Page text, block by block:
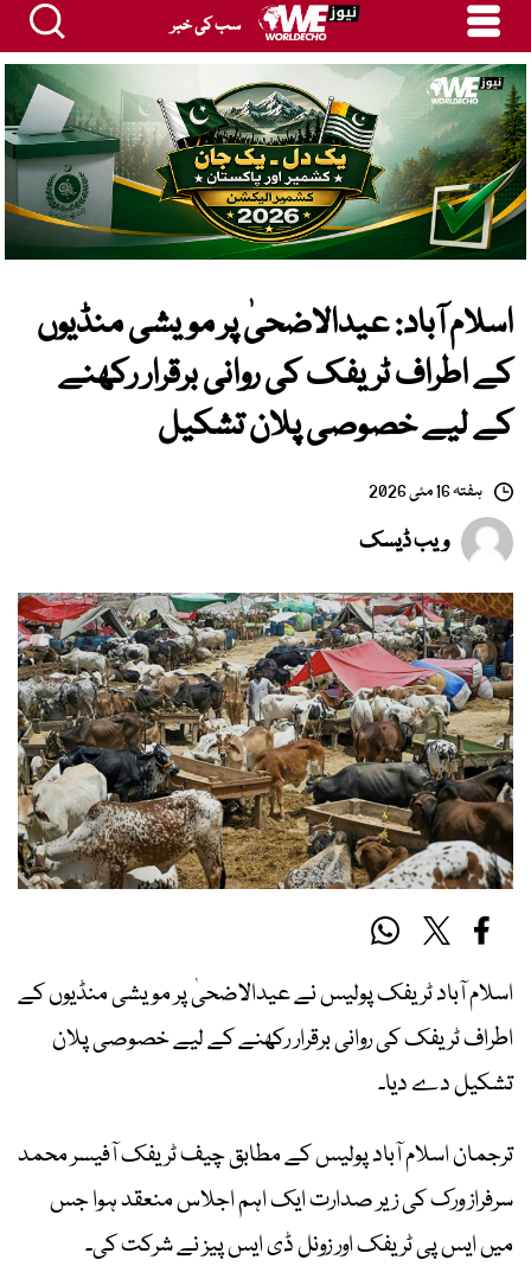
سب کی خبر
اسلام آباد: عیدالاضحیٰ پر مویشی منڈیوں
کے اطراف ٹریفک کی روانی برقرار رکھنے
کے لیے خصوصی پلان تشکیل
ہفتہ 16 مئی 2026
ویب ڈیسک
اسلام آباد ٹریفک پولیس نے عیدالاضحیٰ پر مویشی منڈیوں کے
اطراف ٹریفک کی روانی برقرار رکھنے کے لیے خصوصی پلان
تشکیل دے دیا۔
ترجمان اسلام آباد پولیس کے مطابق چیف ٹریفک آفیسر محمد
سرفراز ورک کی زیر صدارت ایک اہم اجلاس منعقد ہوا جس
میں ایس پی ٹریفک اور زونل ڈی ایس پیز نے شرکت کی۔